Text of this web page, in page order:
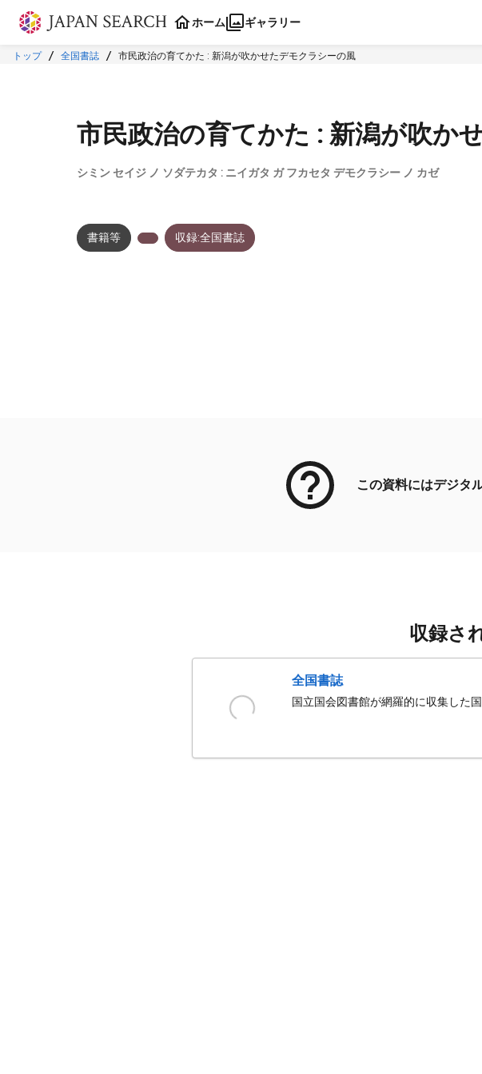
本文に飛ぶ
ホーム ギャラリー
トップ 全国書誌 市民政治の育てかた : 新潟が吹かせたデモクラシーの風
市民政治の育てかた : 新潟が吹か
シミン セイジ ノ ソダテカタ : ニイガタ ガ フカセタ デモクラシー ノ カゼ
書籍等 収録:全国書誌
この資料にはデジタ
収録さ
全国書誌
国立国会図書館が網羅的に収集した